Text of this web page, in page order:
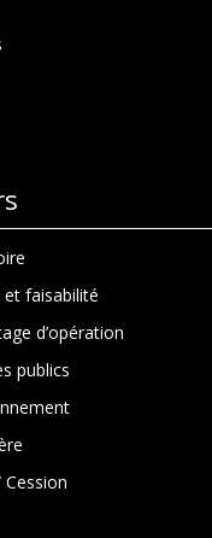
faisabilité
d’opération
publics